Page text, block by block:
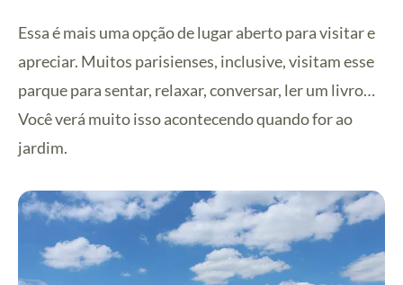
Essa é mais uma opção de lugar aberto para visitar e
apreciar. Muitos parisienses, inclusive, visitam esse
parque para sentar, relaxar, conversar, ler um livro…
Você verá muito isso acontecendo quando for ao
jardim.